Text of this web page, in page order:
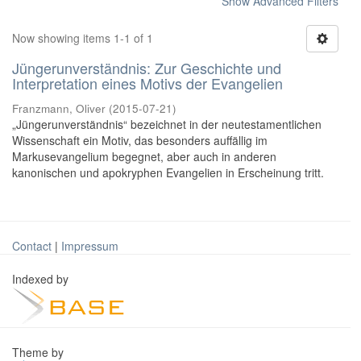
Now showing items 1-1 of 1
Jüngerunverständnis: Zur Geschichte und
Interpretation eines Motivs der Evangelien
Franzmann, Oliver (2015-07-21)
„Jüngerunverständnis“ bezeichnet in der neutestamentlichen
Wissenschaft ein Motiv, das besonders auffällig im
Markusevangelium begegnet, aber auch in anderen
kanonischen und apokryphen Evangelien in Erscheinung tritt.
Contact | Impressum
Indexed by
Theme by